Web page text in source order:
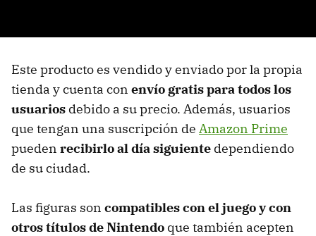
Este producto es vendido y enviado por la propia
tienda y cuenta con envío gratis para todos los
usuarios debido a su precio. Además, usuarios
que tengan una suscripción de Amazon Prime
pueden recibirlo al día siguiente dependiendo
de su ciudad.
Las figuras son compatibles con el juego y con
otros títulos de Nintendo que también acepten